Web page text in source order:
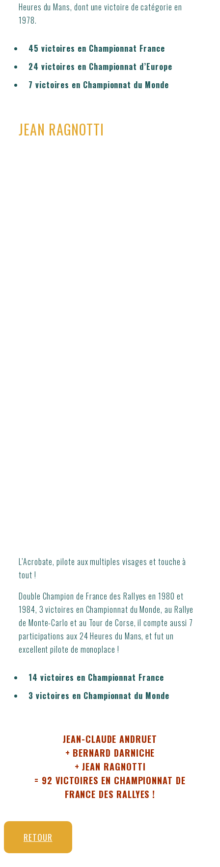
Heures du Mans, dont une victoire de catégorie en
1978.
45 victoires en Championnat France
24 victoires en Championnat d’Europe
7 victoires en Championnat du Monde
JEAN RAGNOTTI
L’Acrobate, pilote aux multiples visages et touche à
tout !
Double Champion de France des Rallyes en 1980 et
1984, 3 victoires en Championnat du Monde, au Rallye
de Monte-Carlo et au Tour de Corse, il compte aussi 7
participations aux 24 Heures du Mans, et fut un
excellent pilote de monoplace !
14 victoires en Championnat France
3 victoires en Championnat du Monde
JEAN-CLAUDE ANDRUET
+ BERNARD DARNICHE
+ JEAN RAGNOTTI
= 92 VICTOIRES EN CHAMPIONNAT DE
FRANCE DES RALLYES !
RETOUR